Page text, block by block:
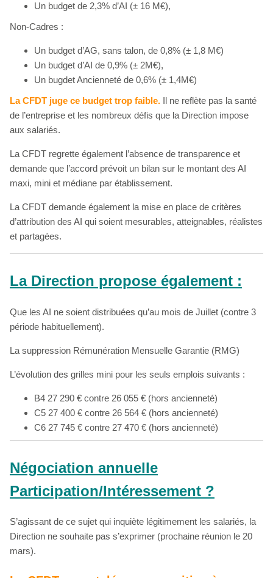
Un budget de 2,3% d’AI (± 16 M€),
Non-Cadres :
Un budget d’AG, sans talon, de 0,8% (± 1,8 M€)
Un budget d’AI de 0,9% (± 2M€),
Un bugdet Ancienneté de 0,6% (± 1,4M€)
La CFDT juge ce budget trop faible. Il ne reflète pas la santé
de l’entreprise et les nombreux défis que la Direction impose
aux salariés.
La CFDT regrette également l’absence de transparence et
demande que l’accord prévoit un bilan sur le montant des AI
maxi, mini et médiane par établissement.
La CFDT demande également la mise en place de critères
d’attribution des AI qui soient mesurables, atteignables, réalistes
et partagées.
La Direction propose également :
Que les AI ne soient distribuées qu’au mois de Juillet (contre 3
période habituellement).
La suppression Rémunération Mensuelle Garantie (RMG)
L’évolution des grilles mini pour les seuls emplois suivants :
B4 27 290 € contre 26 055 € (hors ancienneté)
C5 27 400 € contre 26 564 € (hors ancienneté)
C6 27 745 € contre 27 470 € (hors ancienneté)
Négociation annuelle
Participation/Intéressement ?
S’agissant de ce sujet qui inquiète légitimement les salariés, la
Direction ne souhaite pas s’exprimer (prochaine réunion le 20
mars).